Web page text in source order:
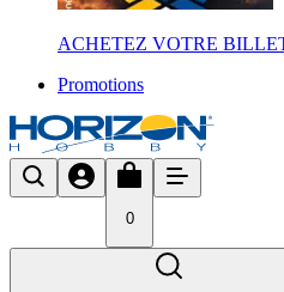
ACHETEZ VOTRE
Promotions
0